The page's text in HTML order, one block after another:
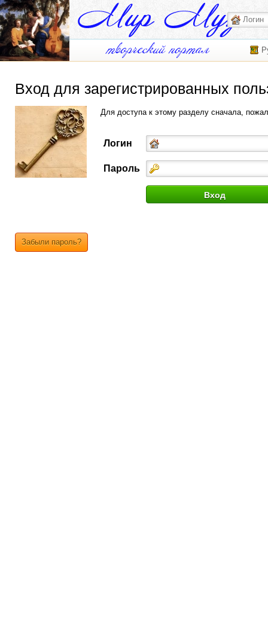
Вход для зарегистрированных
Для доступа к этому разделу сначала,
Логин
Пароль
Забыли пароль?